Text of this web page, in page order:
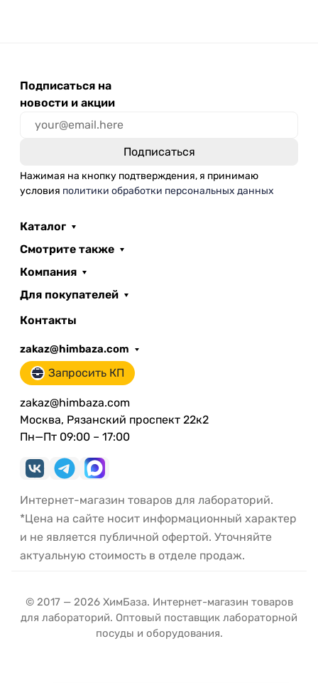
Подписаться на
новости и акции
Нажимая на кнопку подтверждения, я принимаю
условия политики обработки персональных данных
Каталог
Смотрите также
Компания
Для покупателей
Контакты
zakaz@himbaza.com
Запросить КП
zakaz@himbaza.com
Москва, Рязанский проспект 22к2
Пн—Пт 09:00 – 17:00
Интернет-магазин товаров для лабораторий.
*Цена на сайте носит информационный характер
и не является публичной офертой. Уточняйте
актуальную стоимость в отделе продаж.
© 2017 — 2026 ХимБаза. Интернет-магазин товаров
для лабораторий. Оптовый поставщик лабораторной
посуды и оборудования.